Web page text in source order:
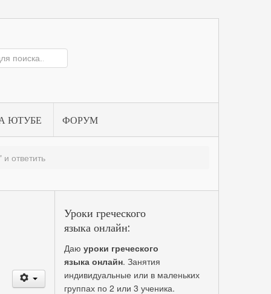
ЮТУБЕ ФОРУМ
ответить
Уроки греческого
языка онлайн:
Даю уроки греческого
языка онлайн. Занятия
индивидуальные или в маленьких
группах по 2 или 3 ученика.